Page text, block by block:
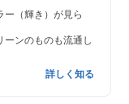
ー（輝き）が見ら
ーンのものも流通し
詳しく知る